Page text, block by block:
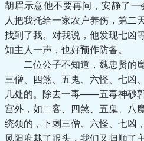
胡眉示意他不要再问，安静了一
人把我托给一家农户养伤，第二
找到了我。对我说，他发现七凶
知主人一声，也好预作防备。
二位公子不知道，魏忠贤的麾
三僧、四煞、五鬼、六怪、七凶
几处的。除去一毒——五毒神砂
宫外，如二客、四煞、五鬼、八
统领的，下剩三僧、六怪、七凶
凤阳府栽了跟头，我们又归顺了